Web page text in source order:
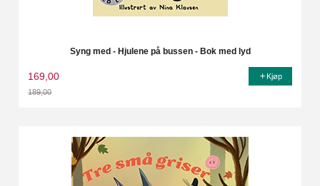
Syng med - Hjulene på bussen - Bok med lyd
169,00
189,00
Kjøp